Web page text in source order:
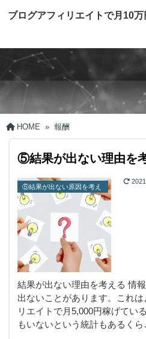
ブログアフィリエイトで月10万
HOME » 報酬
⑤結果が出ない理由を
⑤結果が出ない原因を考え
る
結果が出ない理由を考える 情
出ないことがあります。これ
リエイトで月5,000円稼げてい
もいないという統計もあるく